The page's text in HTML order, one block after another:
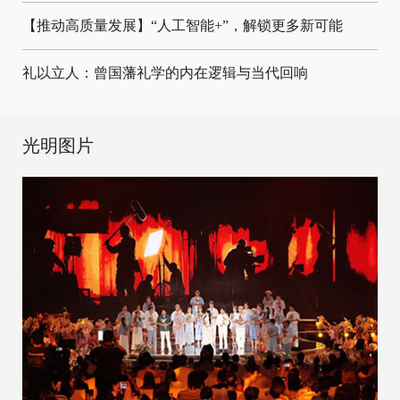
【推动高质量发展】“人工智能+”，解锁更多新可能
礼以立人：曾国藩礼学的内在逻辑与当代回响
光明图片